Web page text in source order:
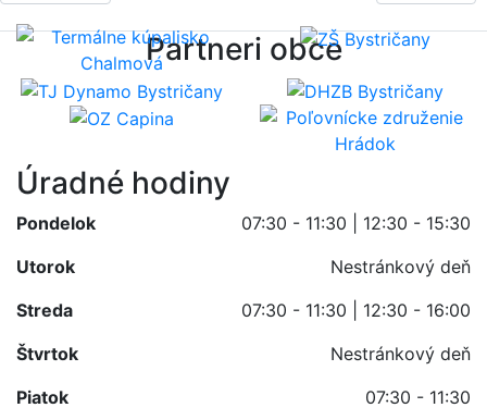
Partneri obce
Úradné hodiny
Pondelok
07:30 - 11:30 | 12:30 - 15:30
Utorok
Nestránkový deň
Streda
07:30 - 11:30 | 12:30 - 16:00
Štvrtok
Nestránkový deň
Piatok
07:30 - 11:30